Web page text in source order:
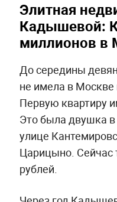
Элитная
Кадышевой:
миллионов в
До середины
не имела в Москве
Первую квартиру
Это была двушка
улице
Царицыно. Сейчас
рублей.